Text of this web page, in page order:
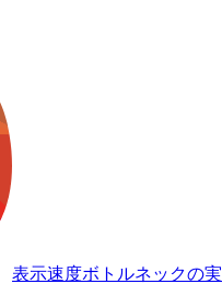
表示速度ボトルネックの実